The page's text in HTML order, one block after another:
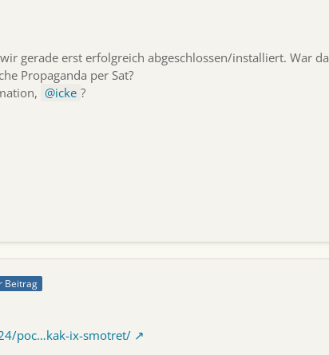
gerade erst erfolgreich abgeschlossen/installiert. War
Propaganda per Sat?
icke ?
Beitrag
poc…kak-ix-smotret/